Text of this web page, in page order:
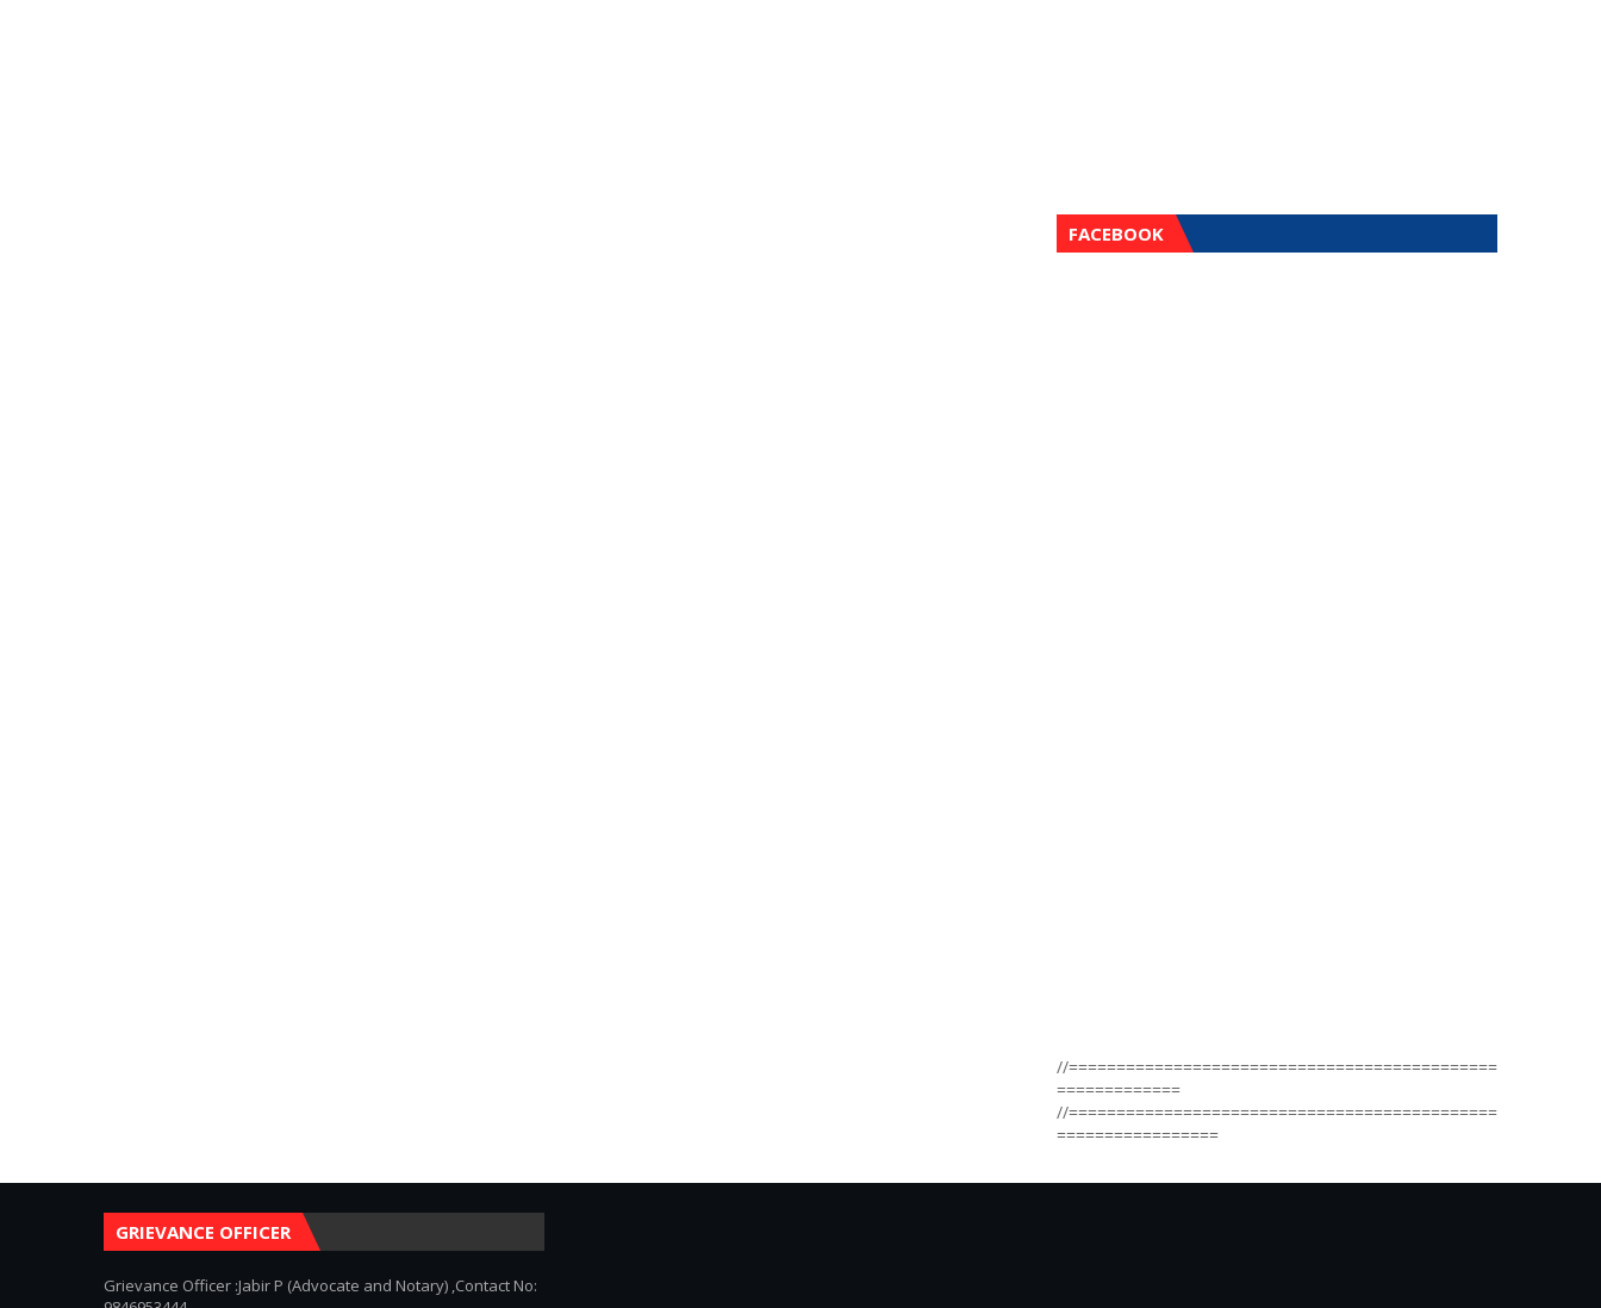
FACEBOOK
//=============================================
=============
//=============================================
=================
GRIEVANCE OFFICER
Grievance Officer :Jabir P (Advocate and Notary) ,Contact No: